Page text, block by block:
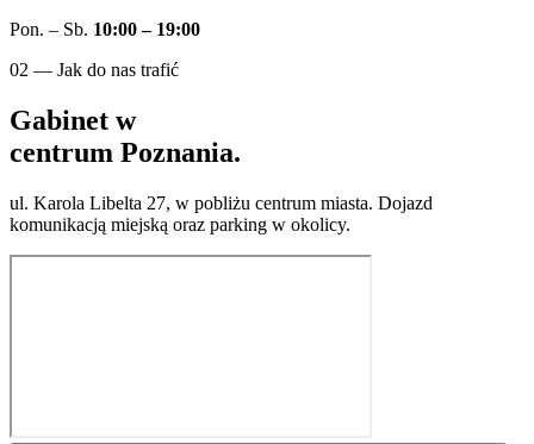
Pon. – Sb. 10:00 – 19:00
02 — Jak do nas trafić
Gabinet w
centrum Poznania.
ul. Karola Libelta 27, w pobliżu centrum miasta. Dojazd
komunikacją miejską oraz parking w okolicy.